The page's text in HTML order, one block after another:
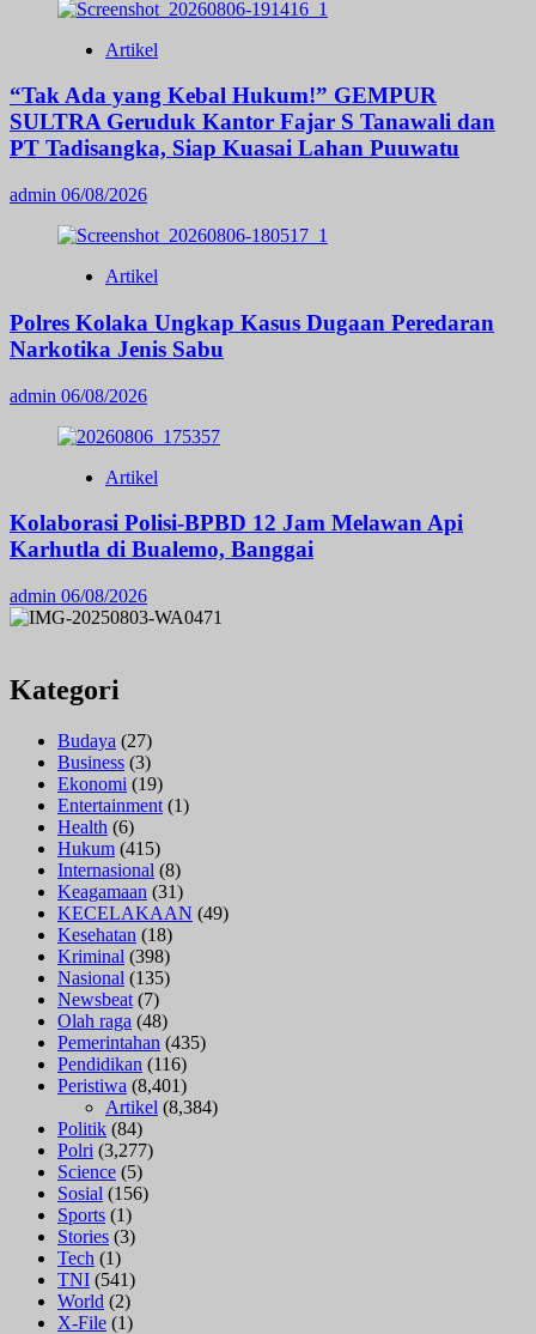
Artikel
“Tak Ada yang Kebal Hukum!” GEMPUR
SULTRA Geruduk Kantor Fajar S Tanawali dan
PT Tadisangka, Siap Kuasai Lahan Puuwatu
admin 06/08/2026
Artikel
Polres Kolaka Ungkap Kasus Dugaan Peredaran
Narkotika Jenis Sabu
admin 06/08/2026
Artikel
Kolaborasi Polisi-BPBD 12 Jam Melawan Api
Karhutla di Bualemo, Banggai
admin 06/08/2026
Kategori
Budaya (27)
Business (3)
Ekonomi (19)
Entertainment (1)
Health (6)
Hukum (415)
Internasional (8)
Keagamaan (31)
KECELAKAAN (49)
Kesehatan (18)
Kriminal (398)
Nasional (135)
Newsbeat (7)
Olah raga (48)
Pemerintahan (435)
Pendidikan (116)
Peristiwa (8,401)
Artikel (8,384)
Politik (84)
Polri (3,277)
Science (5)
Sosial (156)
Sports (1)
Stories (3)
Tech (1)
TNI (541)
World (2)
X-File (1)